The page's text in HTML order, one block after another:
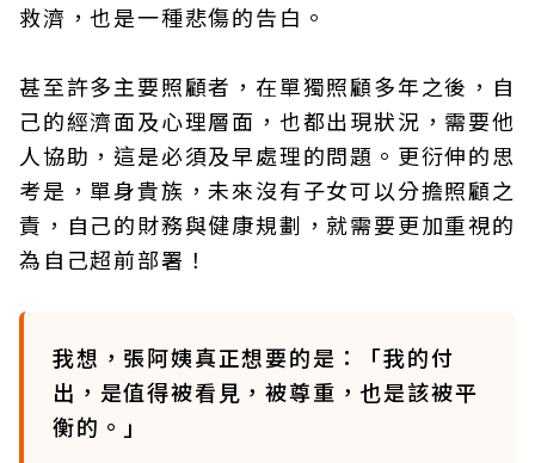
救濟，也是一種悲傷的告白。
甚至許多主要照顧者，在單獨照顧多年之後，自
己的經濟面及心理層面，也都出現狀況，需要他
人協助，這是必須及早處理的問題。更衍伸的思
考是，單身貴族，未來沒有子女可以分擔照顧之
責，自己的財務與健康規劃，就需要更加重視的
為自己超前部署！
我想，張阿姨真正想要的是：「我的付
出，是值得被看見，被尊重，也是該被平
衡的。」